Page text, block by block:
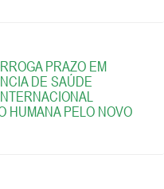
PRAZO EM
DE SAÚDE
HUMANA PELO NOVO